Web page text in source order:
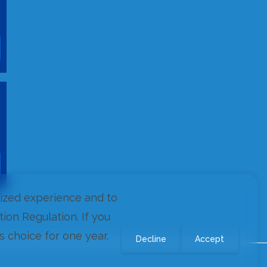
experience and to
Regulation. If you
choice for one year.
Decline Accept